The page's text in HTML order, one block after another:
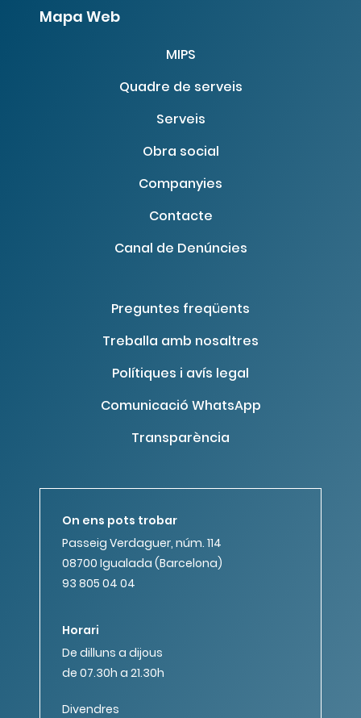
Tornar a especialistes
Mapa Web
MIPS
Quadre de serveis
Serveis
Obra social
Companyies
Contacte
Canal de Denúncies
Preguntes freqüents
Treballa amb nosaltres
Polítiques i avís legal
Comunicació WhatsApp
Transparència
On ens pots trobar
Passeig Verdaguer, núm. 114
08700 Igualada (Barcelona)
93 805 04 04
Horari
De dilluns a dijous
de 07.30h a 21.30h
Divendres